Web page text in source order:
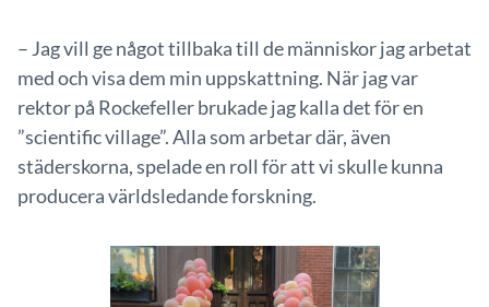
– Jag vill ge något tillbaka till de människor jag arbetat
med och visa dem min uppskattning. När jag var
rektor på Rockefeller brukade jag kalla det för en
”scientific village”. Alla som arbetar där, även
städerskorna, spelade en roll för att vi skulle kunna
producera världsledande forskning.